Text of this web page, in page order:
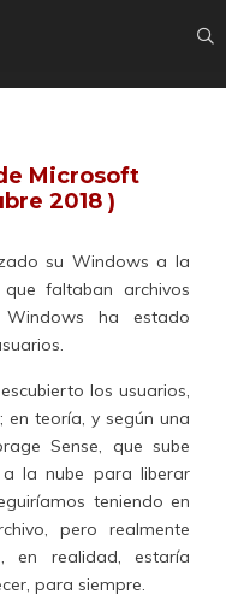
Microsoft
2018 )
su Windows a la
faltaban archivos
Windows ha estado
los usuarios,
en teoría, y según una
Sense, que sube
la nube para liberar
teniendo en
pero realmente
en realidad, estaría
para siempre.